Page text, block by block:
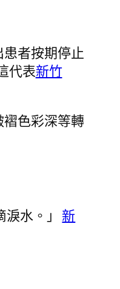
者按期停止
代表新竹
色彩深等轉
水。」 新